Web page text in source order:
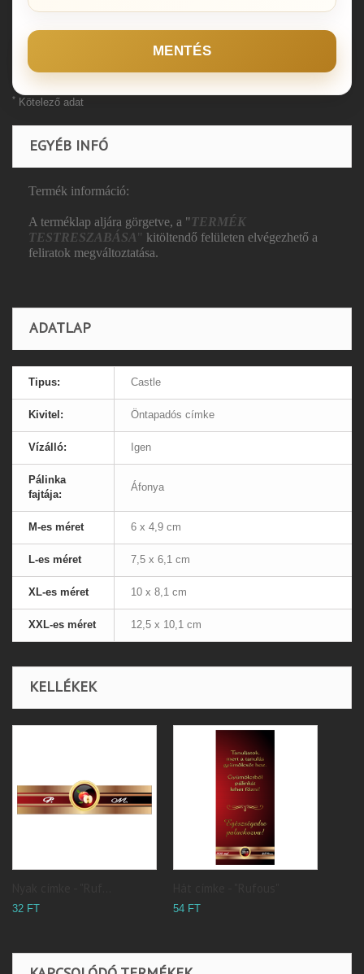
MENTÉS
* Kötelező adat
EGYÉB INFÓ
Termék információ:
A terméklap aljára görgetve, a "TERMÉK
TESTRESZABÁSA" kitöltendő felületen elvégezhető a
feliratok megváltoztatása.
ADATLAP
Tipus: Castle
Kivitel: Öntapadós címke
Vízálló: Igen
Pálinka
fajtája:
Áfonya
M-es méret 6 x 4,9 cm
L-es méret 7,5 x 6,1 cm
XL-es méret 10 x 8,1 cm
XXL-es méret 12,5 x 10,1 cm
KELLÉKEK
32 FT 54 FT